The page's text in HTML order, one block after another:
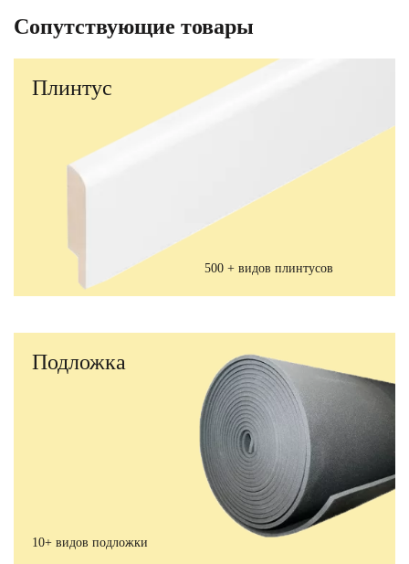
Сопутствующие товары
Плинтус
500 + видов плинтусов
Подложка
10+ видов подложки